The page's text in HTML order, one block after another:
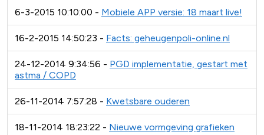
6-3-2015 10:10:00 - Mobiele APP versie: 18 maart live!
16-2-2015 14:50:23 - Facts: geheugenpoli-online.nl
24-12-2014 9:34:56 - PGD implementatie, gestart met
astma / COPD
26-11-2014 7:57:28 - Kwetsbare ouderen
18-11-2014 18:23:22 - Nieuwe vormgeving grafieken